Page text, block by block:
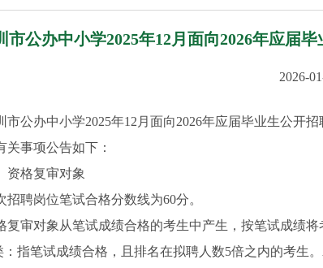
市公办中小学2025年12月面向2026年应届
2026-
市公办中小学2025年12月面向2026年应届毕业生公开
关事项公告如下：
资格复审对象
招聘岗位笔试合格分数线为60分。
复审对象从笔试成绩合格的考生中产生，按笔试成绩将
：指笔试成绩合格，且排名在拟聘人数5倍之内的考生